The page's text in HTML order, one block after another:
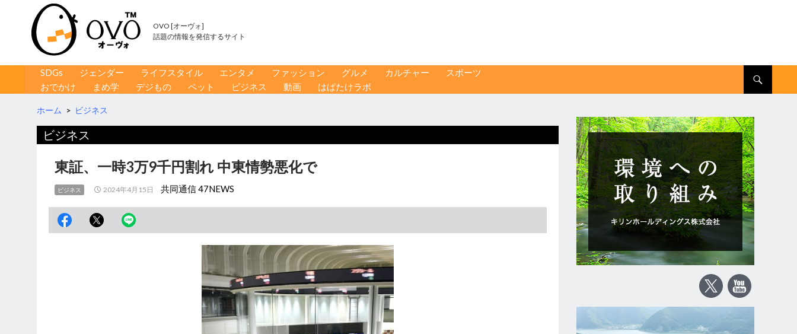
OVO [オーヴォ]
話題の情報を発信するサイト
コンテンツへ移動
SDGs ジェンダー ライフスタイル エンタメ ファッション グルメ カルチャー
スポーツ
おでかけ
まめ学 デジもの ペット ビジネス 動画 はばたけラボ
ホーム > ビジネス
ビジネス
東証、一時3万9千円割れ 中東情勢悪化で
ビジネス 2024年4月15日 共同通信 47NEWS